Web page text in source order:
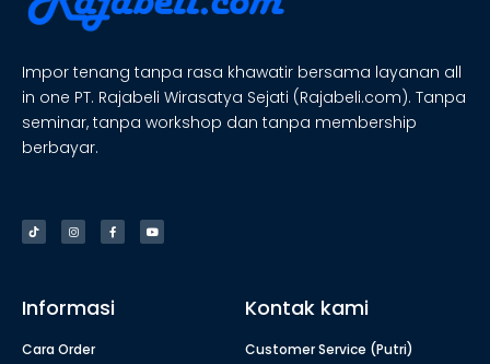
Impor tenang tanpa rasa khawatir bersama layanan all
in one PT. Rajabeli Wirasatya Sejati (Rajabeli.com). Tanpa
seminar, tanpa workshop dan tanpa membership
berbayar.
Informasi
Cara Order
Kontak kami
Customer Service (Putri)